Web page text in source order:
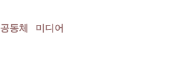
공동체 미디어